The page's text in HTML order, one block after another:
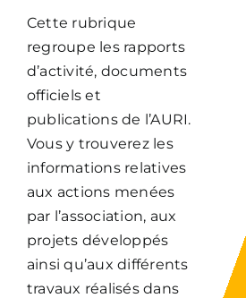
Cette rubrique
regroupe les rapports
d’activité, documents
officiels et
publications de l’AURI.
Vous y trouverez les
informations relatives
aux actions menées
par l’association, aux
projets développés
ainsi qu’aux différents
travaux réalisés dans